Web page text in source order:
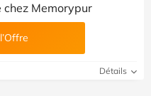
Memorypur
Détails